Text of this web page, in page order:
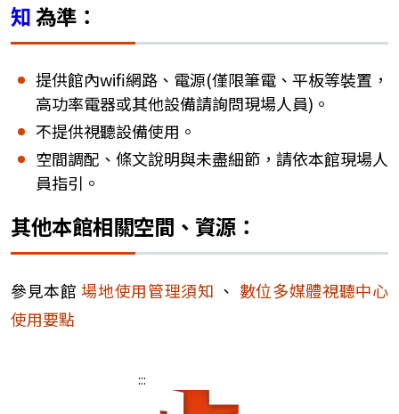
知為準：
提供館內wifi網路、電源(僅限筆電、平板等裝置，
高功率電器或其他設備請詢問現場人員)。
不提供視聽設備使用。
空間調配、條文說明與未盡細節，請依本館現場人
員指引。
其他本館相關空間、資源：
參見本館場地使用管理須知 、 數位多媒體視聽中心
使用要點
:::